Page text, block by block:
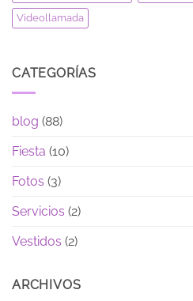
Videollamada
CATEGORÍAS
blog (88)
Fiesta (10)
Fotos (3)
Servicios (2)
Vestidos (2)
ARCHIVOS